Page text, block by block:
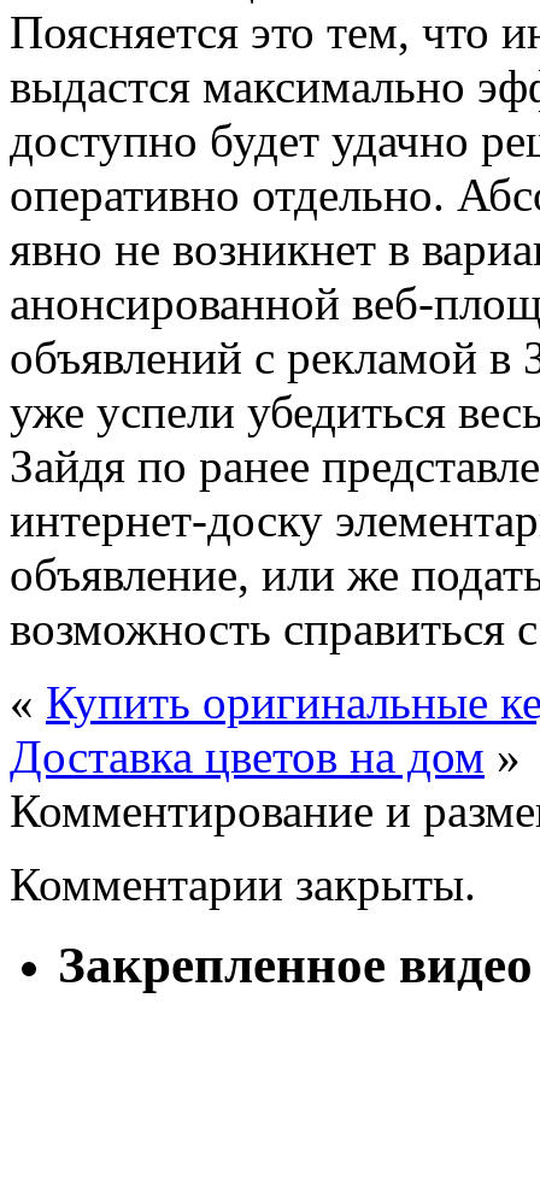
Поясняется это тем, что
выдастся максимально
доступно будет удачно
оперативно отдельно.
явно не возникнет в
анонсированной веб-
объявлений с рекламой в
уже успели убедиться
Зайдя по ранее
интернет-доску
объявление, или же
возможность справиться
« Купить оригинальные
Доставка цветов на дом »
Комментирование и
Комментарии закрыты.
Закрепленное видео